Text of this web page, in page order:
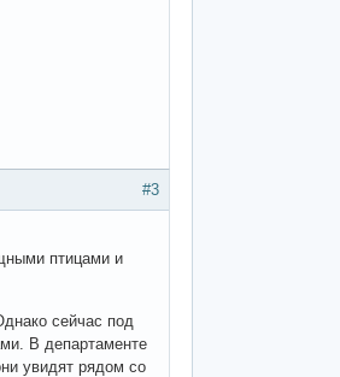
#3
птицами и
сейчас под
В департаменте
увидят рядом со